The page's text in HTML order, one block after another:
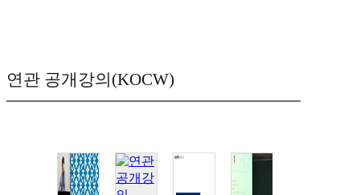
연관 공개강의(KOCW)